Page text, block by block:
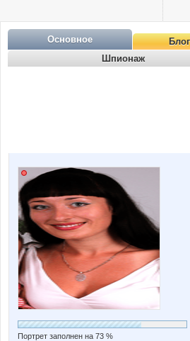
Основное
Шпионаж
Портрет заполнен на 73 %